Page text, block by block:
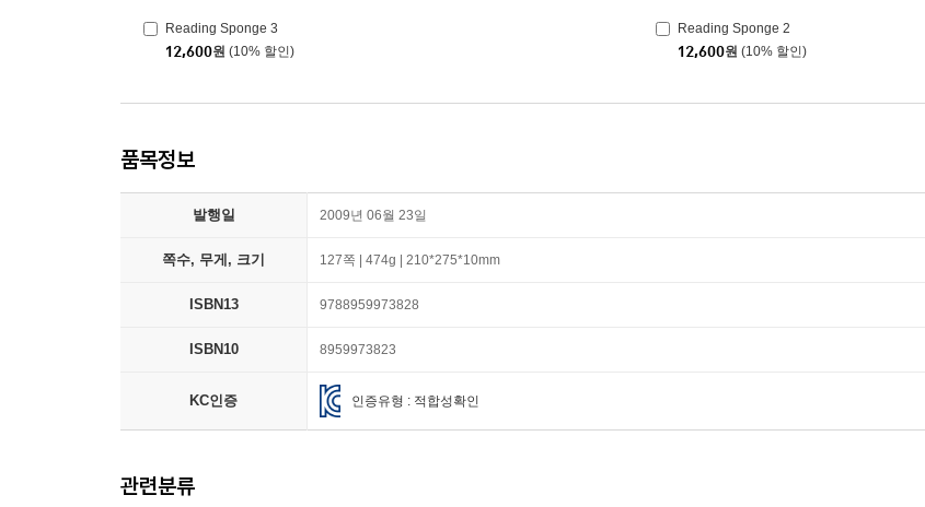
Reading Sponge 3
12,600원 (10% 할인)
Reading Sponge 2
12,600원 (10% 할인)
품목정보
발행일 2009년 06월 23일
쪽수, 무게, 크기 127쪽 | 474g | 210*275*10mm
ISBN13 9788959973828
ISBN10 8959973823
KC인증 인증유형 : 적합성확인
관련분류